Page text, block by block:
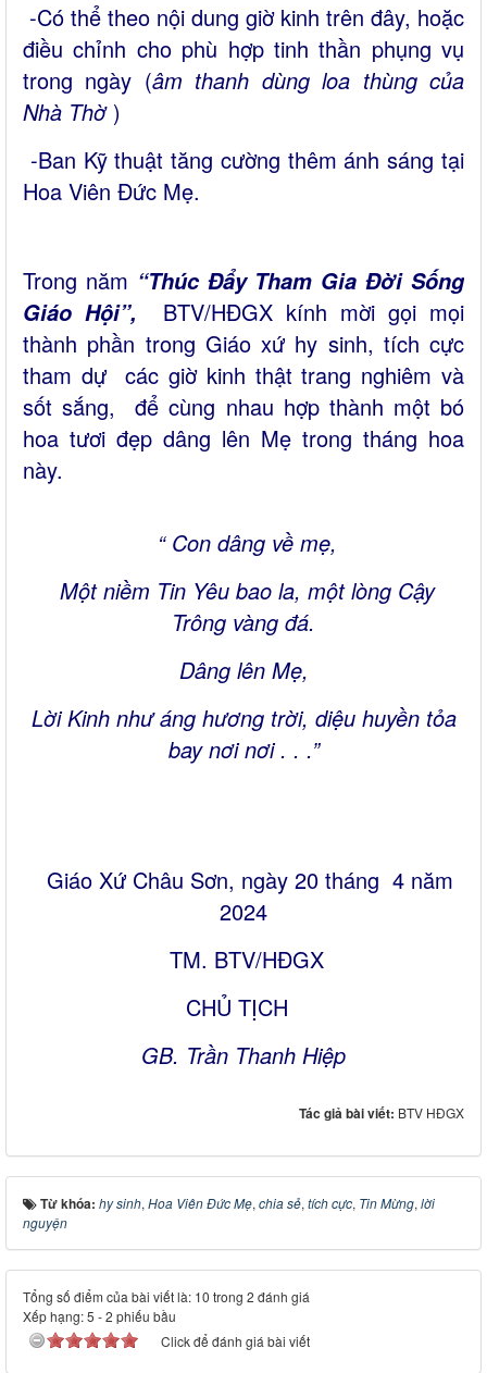
-Có thể theo nội dung giờ kinh trên đây, hoặc
điều chỉnh cho phù hợp tinh thần phụng vụ
trong ngày (âm thanh dùng loa thùng của
Nhà Thờ)
-Ban Kỹ thuật tăng cường thêm ánh sáng tại
Hoa Viên Đức Mẹ.
Trong năm “Thúc Đẩy Tham Gia Đời Sống
Giáo Hội”, BTV/HĐGX kính mời gọi mọi
thành phần trong Giáo xứ hy sinh, tích cực
tham dự các giờ kinh thật trang nghiêm và
sốt sắng, để cùng nhau hợp thành một bó
hoa tươi đẹp dâng lên Mẹ trong tháng hoa
này.
“ Con dâng về mẹ,
Một niềm Tin Yêu bao la, một lòng Cậy
Trông vàng đá.
Dâng lên Mẹ,
Lời Kinh như áng hương trời, diệu huyền tỏa
bay nơi nơi . . .”
Giáo Xứ Châu Sơn, ngày 20 tháng 4 năm
2024
TM. BTV/HĐGX
CHỦ TỊCH
GB. Trần Thanh Hiệp
Tác giả bài viết: BTV HĐGX
Từ khóa: hy sinh, Hoa Viên Đức Mẹ, chia sẻ, tích cực, Tin Mừng, lời
nguyện
Tổng số điểm của bài viết là: 10 trong 2 đánh giá
Xếp hạng:5 -2 phiếu bầu
Click để đánh giá bài viết